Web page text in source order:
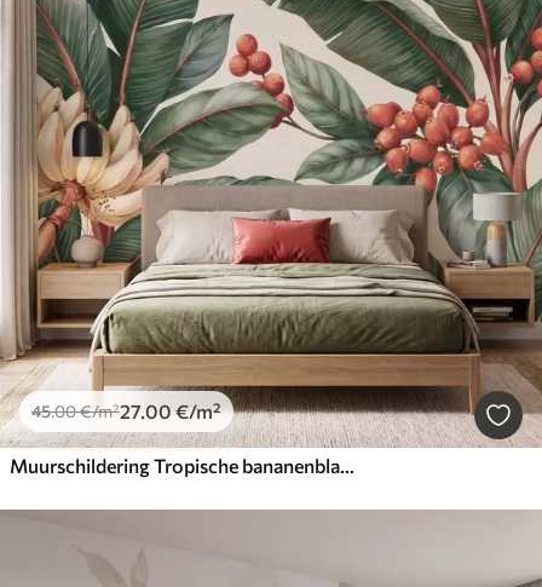
45.00€/m²27.00€/m²
Muurschildering Tropische bananenbladeren met trossen rode koffiebessen, in aquarelstijl